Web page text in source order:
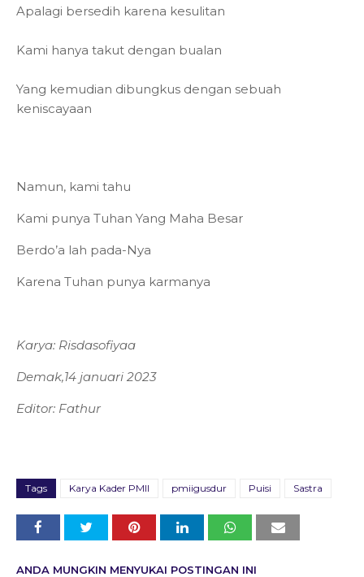
Apalagi bersedih karena kesulitan
Kami hanya takut dengan bualan
Yang kemudian dibungkus dengan sebuah
keniscayaan
Namun, kami tahu
Kami punya Tuhan Yang Maha Besar
Berdo’a lah pada-Nya
Karena Tuhan punya karmanya
Karya: Risdasofiyaa
Demak,14 januari 2023
Editor: Fathur
Tags Karya Kader PMII pmiigusdur Puisi Sastra
ANDA MUNGKIN MENYUKAI POSTINGAN INI